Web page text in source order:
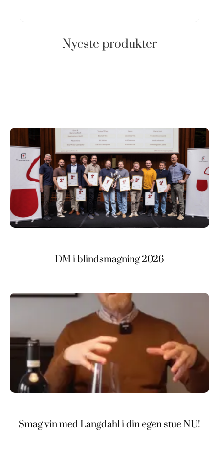
Nyeste produkter
DM i blindsmagning 2026
Smag vin med Langdahl i din egen stue NU!